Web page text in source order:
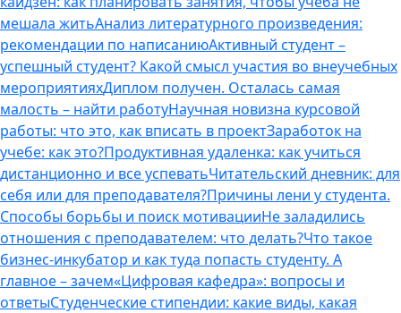
мешала житьАнализ литературного произведения:
рекомендации по написаниюАктивный студент –
успешный студент? Какой смысл участия во внеучебных
мероприятияхДиплом получен. Осталась самая
малость – найти работуНаучная новизна курсовой
работы: что это, как вписать в проектЗаработок на
учебе: как это?Продуктивная удаленка: как учиться
дистанционно и все успеватьЧитательский дневник: для
себя или для преподавателя?Причины лени у студента.
Способы борьбы и поиск мотивацииНе заладились
отношения с преподавателем: что делать?Что такое
бизнес-инкубатор и как туда попасть студенту. А
главное – зачем«Цифровая кафедра»: вопросы и
ответыСтуденческие стипендии: какие виды, какая